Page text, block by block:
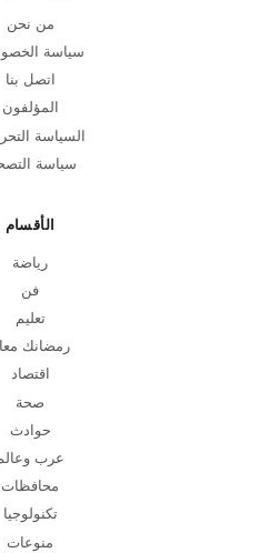
من نحن
سياسة
اتصل بنا
المؤلفون
السياسة
سياسة
الأقسام
رياضة
فن
تعليم
رمضانك
اقتصاد
صحة
حوادث
عرب
محافظات
تكنولوجيا
منوعات